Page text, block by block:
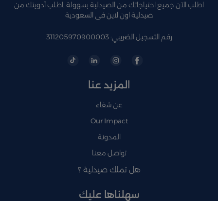
اطلب الآن جميع احتياجاتك من الصيدلية بسهولة ,اطلب أدويتك من
صيدلية اون لاين فى السعودية
رقم التسجيل الضريبي: 311205970900003
المزيد عنا
عن شفاء
Our Impact
المدونة
تواصل معنا
هل تملك صيدلية ؟
سهلناها عليك